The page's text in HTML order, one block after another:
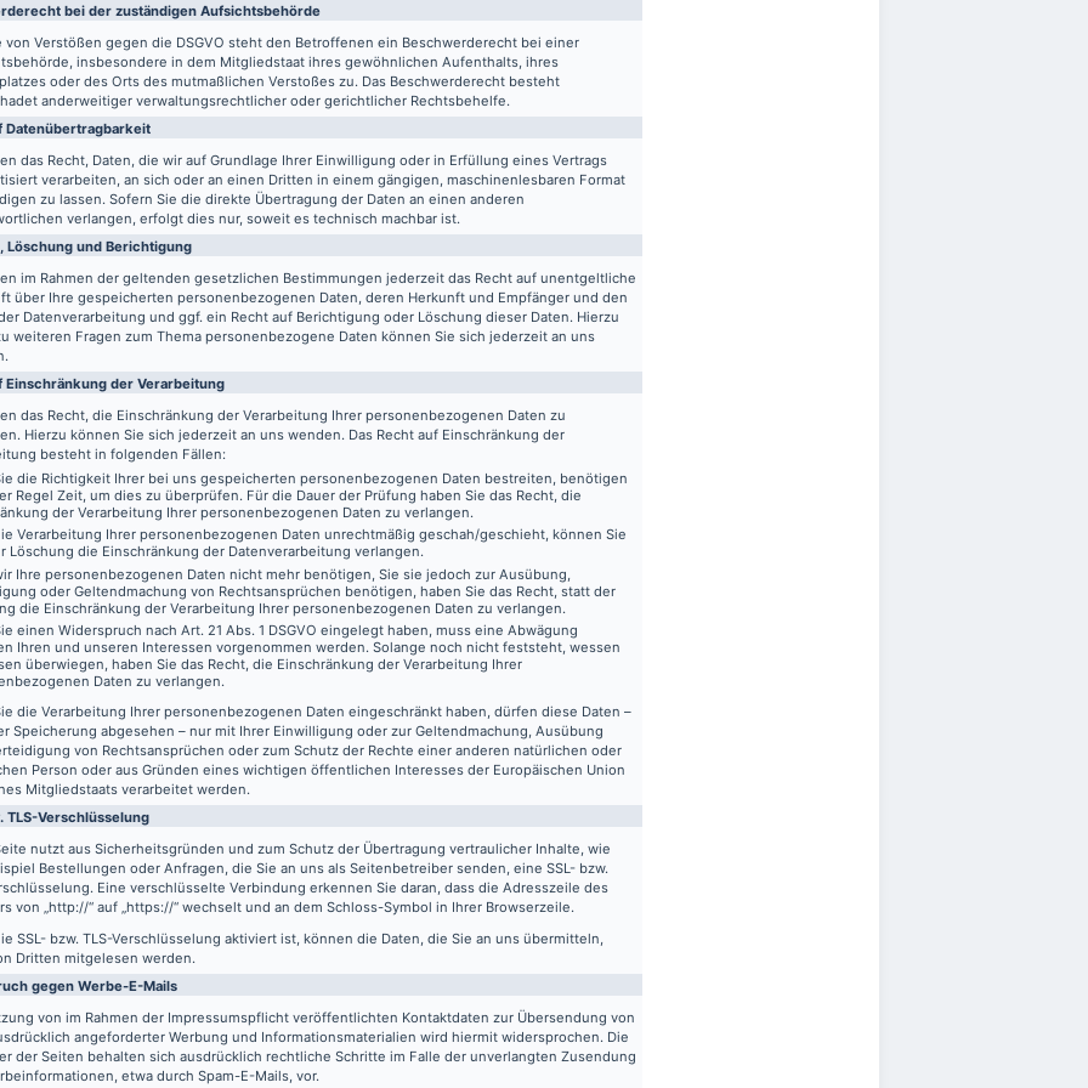
bei der zuständigen Aufsichts­behörde
von Verstößen gegen die DSGVO steht den Betroffenen ein Beschwerderecht bei einer
insbesondere in dem Mitgliedstaat ihres gewöhnlichen Aufenthalts, ihres
oder des Orts des mutmaßlichen Verstoßes zu. Das Beschwerderecht besteht
anderweitiger verwaltungsrechtlicher oder gerichtlicher Rechtsbehelfe.
Daten­übertrag­barkeit
das Recht, Daten, die wir auf Grundlage Ihrer Einwilligung oder in Erfüllung eines Vertrags
verarbeiten, an sich oder an einen Dritten in einem gängigen, maschinenlesbaren Format
zu lassen. Sofern Sie die direkte Übertragung der Daten an einen anderen
verlangen, erfolgt dies nur, soweit es technisch machbar ist.
Löschung und Berichtigung
im Rahmen der geltenden gesetzlichen Bestimmungen jederzeit das Recht auf unentgeltliche
über Ihre gespeicherten personenbezogenen Daten, deren Herkunft und Empfänger und den
Datenverarbeitung und ggf. ein Recht auf Berichtigung oder Löschung dieser Daten. Hierzu
weiteren Fragen zum Thema personenbezogene Daten können Sie sich jederzeit an uns
Einschränkung der Verarbeitung
das Recht, die Einschränkung der Verarbeitung Ihrer personenbezogenen Daten zu
Hierzu können Sie sich jederzeit an uns wenden. Das Recht auf Einschränkung der
besteht in folgenden Fällen:
die Richtigkeit Ihrer bei uns gespeicherten personenbezogenen Daten bestreiten, benötigen
Regel Zeit, um dies zu überprüfen. Für die Dauer der Prüfung haben Sie das Recht, die
der Verarbeitung Ihrer personenbezogenen Daten zu verlangen.
Verarbeitung Ihrer personenbezogenen Daten unrechtmäßig geschah/geschieht, können Sie
Löschung die Einschränkung der Datenverarbeitung verlangen.
Ihre personenbezogenen Daten nicht mehr benötigen, Sie sie jedoch zur Ausübung,
oder Geltendmachung von Rechtsansprüchen benötigen, haben Sie das Recht, statt der
die Einschränkung der Verarbeitung Ihrer personenbezogenen Daten zu verlangen.
einen Widerspruch nach Art. 21 Abs. 1 DSGVO eingelegt haben, muss eine Abwägung
Ihren und unseren Interessen vorgenommen werden. Solange noch nicht feststeht, wessen
überwiegen, haben Sie das Recht, die Einschränkung der Verarbeitung Ihrer
Daten zu verlangen.
die Verarbeitung Ihrer personenbezogenen Daten eingeschränkt haben, dürfen diese Daten –
Speicherung abgesehen – nur mit Ihrer Einwilligung oder zur Geltendmachung, Ausübung
von Rechtsansprüchen oder zum Schutz der Rechte einer anderen natürlichen oder
Person oder aus Gründen eines wichtigen öffentlichen Interesses der Europäischen Union
Mitgliedstaats verarbeitet werden.
TLS-Verschlüsselung
nutzt aus Sicherheitsgründen und zum Schutz der Übertragung vertraulicher Inhalte, wie
Bestellungen oder Anfragen, die Sie an uns als Seitenbetreiber senden, eine SSL- bzw.
Eine verschlüsselte Verbindung erkennen Sie daran, dass die Adresszeile des
von „http://“ auf „https://“ wechselt und an dem Schloss-Symbol in Ihrer Browserzeile.
SSL- bzw. TLS-Verschlüsselung aktiviert ist, können die Daten, die Sie an uns übermitteln,
Dritten mitgelesen werden.
gegen Werbe-E-Mails
von im Rahmen der Impressumspflicht veröffentlichten Kontaktdaten zur Übersendung von
angeforderter Werbung und Informationsmaterialien wird hiermit widersprochen. Die
der Seiten behalten sich ausdrücklich rechtliche Schritte im Falle der unverlangten Zusendung
etwa durch Spam-E-Mails, vor.